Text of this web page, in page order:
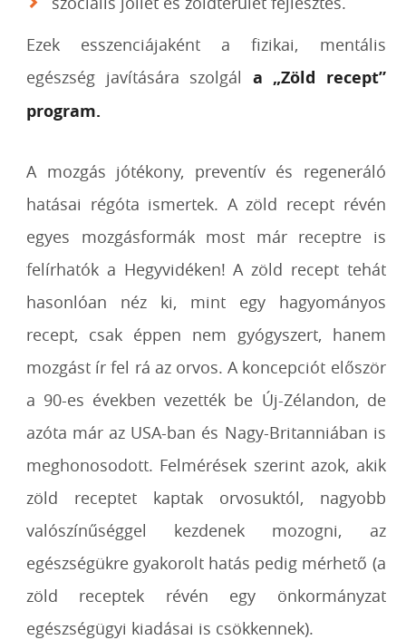
Ezek esszenciájaként a fizikai, mentális
egészség javítására szolgál a „Zöld recept”
program.
A mozgás jótékony, preventív és regeneráló
hatásai régóta ismertek. A zöld recept révén
egyes mozgásformák most már receptre is
felírhatók a Hegyvidéken! A zöld recept tehát
hasonlóan néz ki, mint egy hagyományos
recept, csak éppen nem gyógyszert, hanem
mozgást ír fel rá az orvos. A koncepciót először
a 90-es években vezették be Új-Zélandon, de
azóta már az USA-ban és Nagy-Britanniában is
meghonosodott. Felmérések szerint azok, akik
zöld receptet kaptak orvosuktól, nagyobb
valószínűséggel kezdenek mozogni, az
egészségükre gyakorolt hatás pedig mérhető (a
zöld receptek révén egy önkormányzat
egészségügyi kiadásai is csökkennek).